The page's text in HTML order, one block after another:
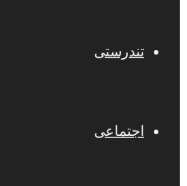
تندرستی
اجتماعی